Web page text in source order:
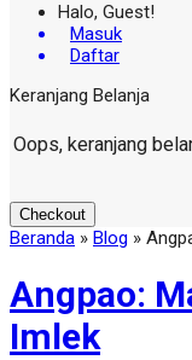
Halo, Guest!
Masuk
Daftar
Keranjang Belanja
Oops, keranjang
Checkout
Beranda » Blog »
Angpao:
Imlek